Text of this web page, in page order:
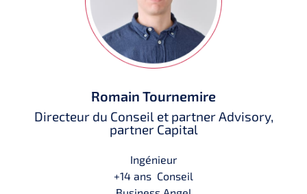
Romain Tournemire
Directeur du Conseil et partner Advisory,
partner Capital
Ingénieur
+14 ans Conseil